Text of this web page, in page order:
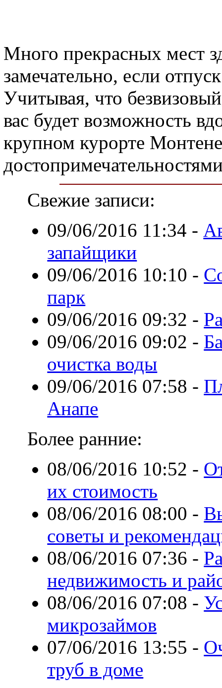
Много прекрасных мест
замечательно, если
Учитывая, что
вас будет возможность
крупном курорте
Свежие записи:
09/06/2016 11:34 -
запайщики
09/06/2016 10:10 -
парк
09/06/2016 09:32 -
09/06/2016 09:02 -
очистка воды
09/06/2016 07:58 -
Анапе
Более ранние:
08/06/2016 10:52 -
их стоимость
08/06/2016 08:00 -
советы и
08/06/2016 07:36 -
недвижимость и
08/06/2016 07:08 -
микрозаймов
07/06/2016 13:55 -
труб в доме